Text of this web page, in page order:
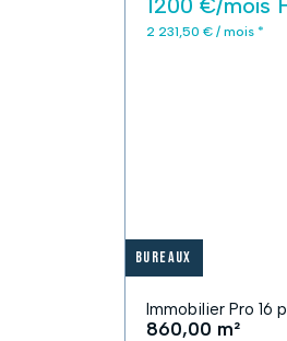
1200 €/mois
2 231,50 € / mois *
Bureaux
Immobilier Pro 16
860,00 m²